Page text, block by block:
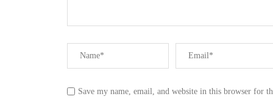
Save my name, email, and website in this browser for